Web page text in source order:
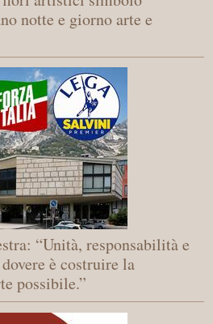
notte e giorno arte e
“Unità, responsabilità e
è costruire la
possibile.”